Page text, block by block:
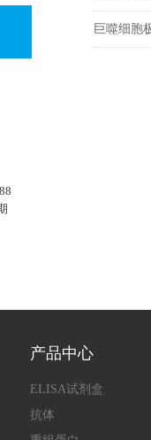
巨噬细胞
产品中心
ELISA试剂盒
抗体